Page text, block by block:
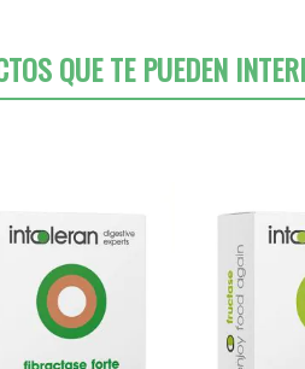
QUE TE PUEDEN